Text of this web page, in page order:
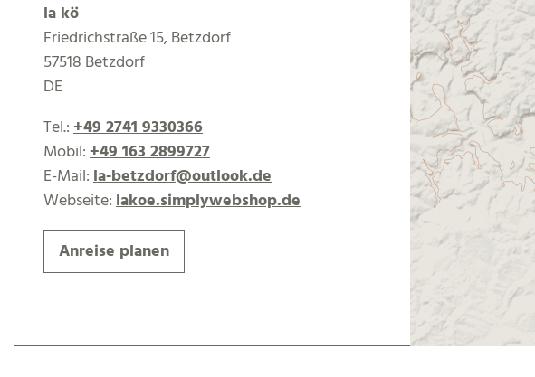
la kö
Friedrichstraße 15, Betzdorf
57518 Betzdorf
DE
Tel.:+49 2741 9330366
Mobil:+49 163 2899727
E-Mail:la-betzdorf@outlook.de
Webseite:lakoe.simplywebshop.de
Anreise planen